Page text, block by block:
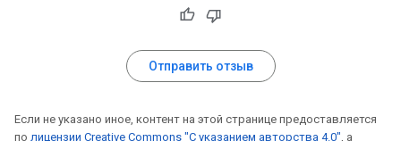
Отправить отзыв
Если не указано иное, контент на этой странице предоставляется
по лицензии Creative Commons "С указанием авторства 4.0", а